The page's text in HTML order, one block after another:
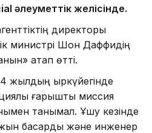
әлеуметтік желісінде.
директоры
министрі Шон Даффидің
атап өтті.
қыркүйегінде
ғарыштық миссия
танымал. Ұшу кезінде
басқарды және инженер